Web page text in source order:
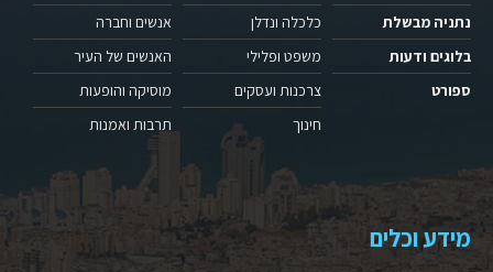
נתניה מבשלת
בלוגים ודעות
ספורט
כלכלה ונדלן
משפט ופלילי
צרכנות ועסקים
חינוך
אנשים וחברה
האנשים של העיר
מוסיקה והופעות
תרבות ואמנות
מידע וכלים